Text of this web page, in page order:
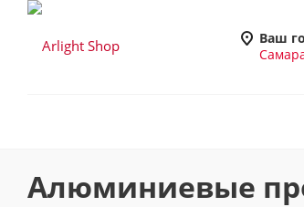
Ваш
Алюминиевые